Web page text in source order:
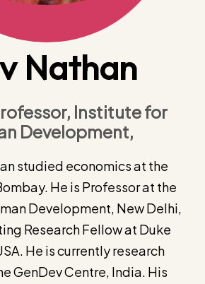
Nathan
Institute for
Development,
studied economics at the
He is Professor at the
Development, New Delhi,
Research Fellow at Duke
He is currently research
GenDev Centre, India. His